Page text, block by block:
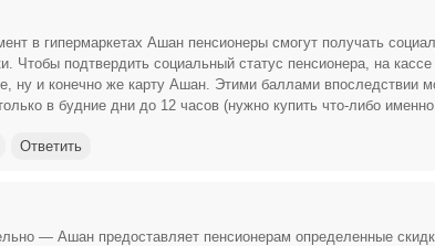
в гипермаркетах Ашан пенсионеры смогут получать
Чтобы подтвердить социальный статус пенсионера, на
ну и конечно же карту Ашан. Этими баллами впоследствии
в будние дни до 12 часов (нужно купить что-либо
Ответить
— Ашан предоставляет пенсионерам определенные